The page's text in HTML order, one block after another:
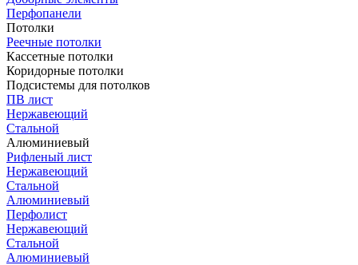
Перфопанели
Потолки
Реечные потолки
Кассетные потолки
Коридорные потолки
Подсистемы для потолков
ПВ лист
Нержавеющий
Стальной
Алюминиевый
Рифленый лист
Нержавеющий
Стальной
Алюминиевый
Перфолист
Нержавеющий
Стальной
Алюминиевый